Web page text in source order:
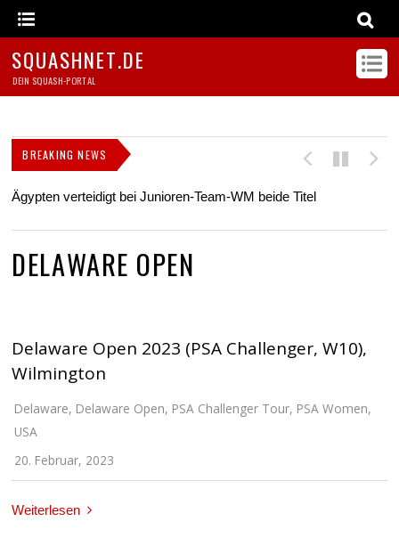
SQUASHNET.DE
DEIN SQUASH-PORTAL
BREAKING NEWS
Ägypten verteidigt bei Junioren-Team-WM beide Titel
DELAWARE OPEN
Delaware Open 2023 (PSA Challenger, W10),
Wilmington
Delaware, Delaware Open, PSA Challenger Tour, PSA Women,
USA
20. Februar, 2023
Weiterlesen